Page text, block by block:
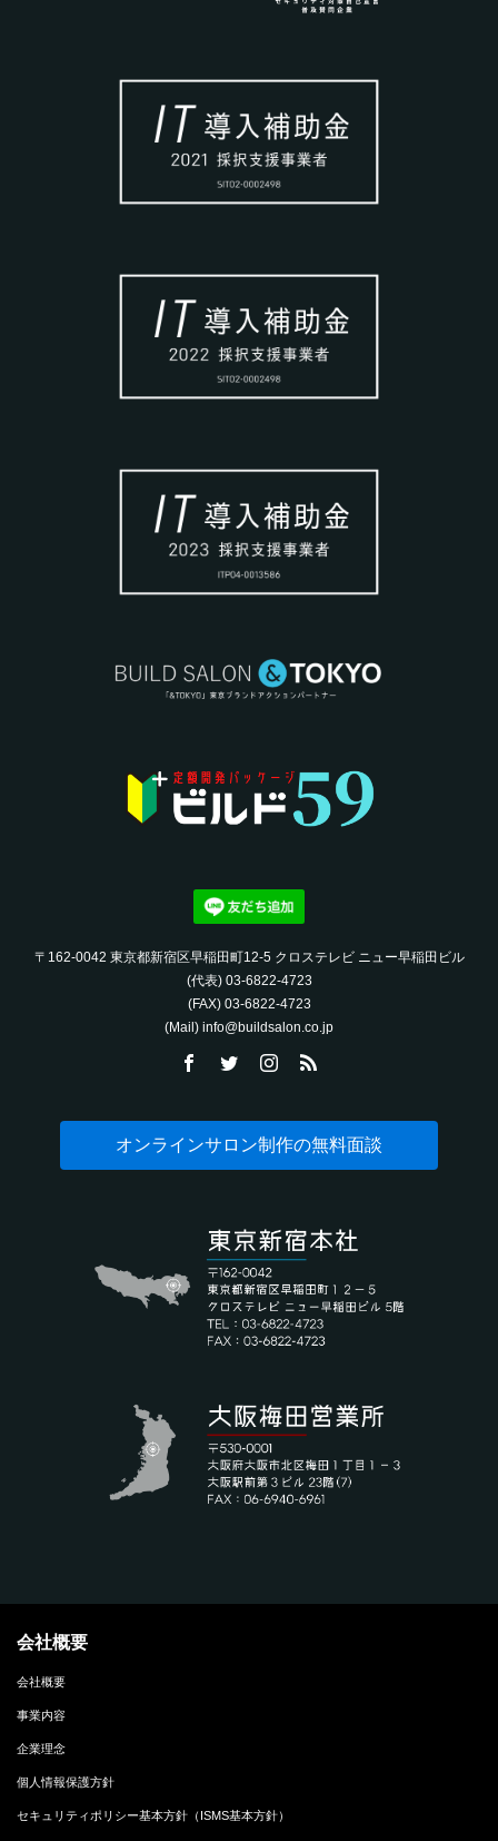
〒162-0042 東京都新宿区早稲田町12-5 クロステレビ ニュー早稲田ビル
(代表) 03-6822-4723‬
(FAX) 03-6822-4723‬
(Mail) info@buildsalon.co.jp
オンラインサロン制作の無料面談
会社概要
会社概要
事業内容
企業理念
個人情報保護方針
セキュリティポリシー基本方針（ISMS基本方針）